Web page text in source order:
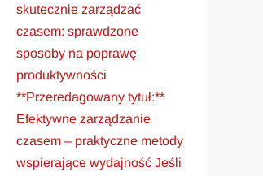
skutecznie zarządzać
czasem: sprawdzone
sposoby na poprawę
produktywności
**Przeredagowany tytuł:**
Efektywne zarządzanie
czasem – praktyczne metody
wspierające wydajność Jeśli